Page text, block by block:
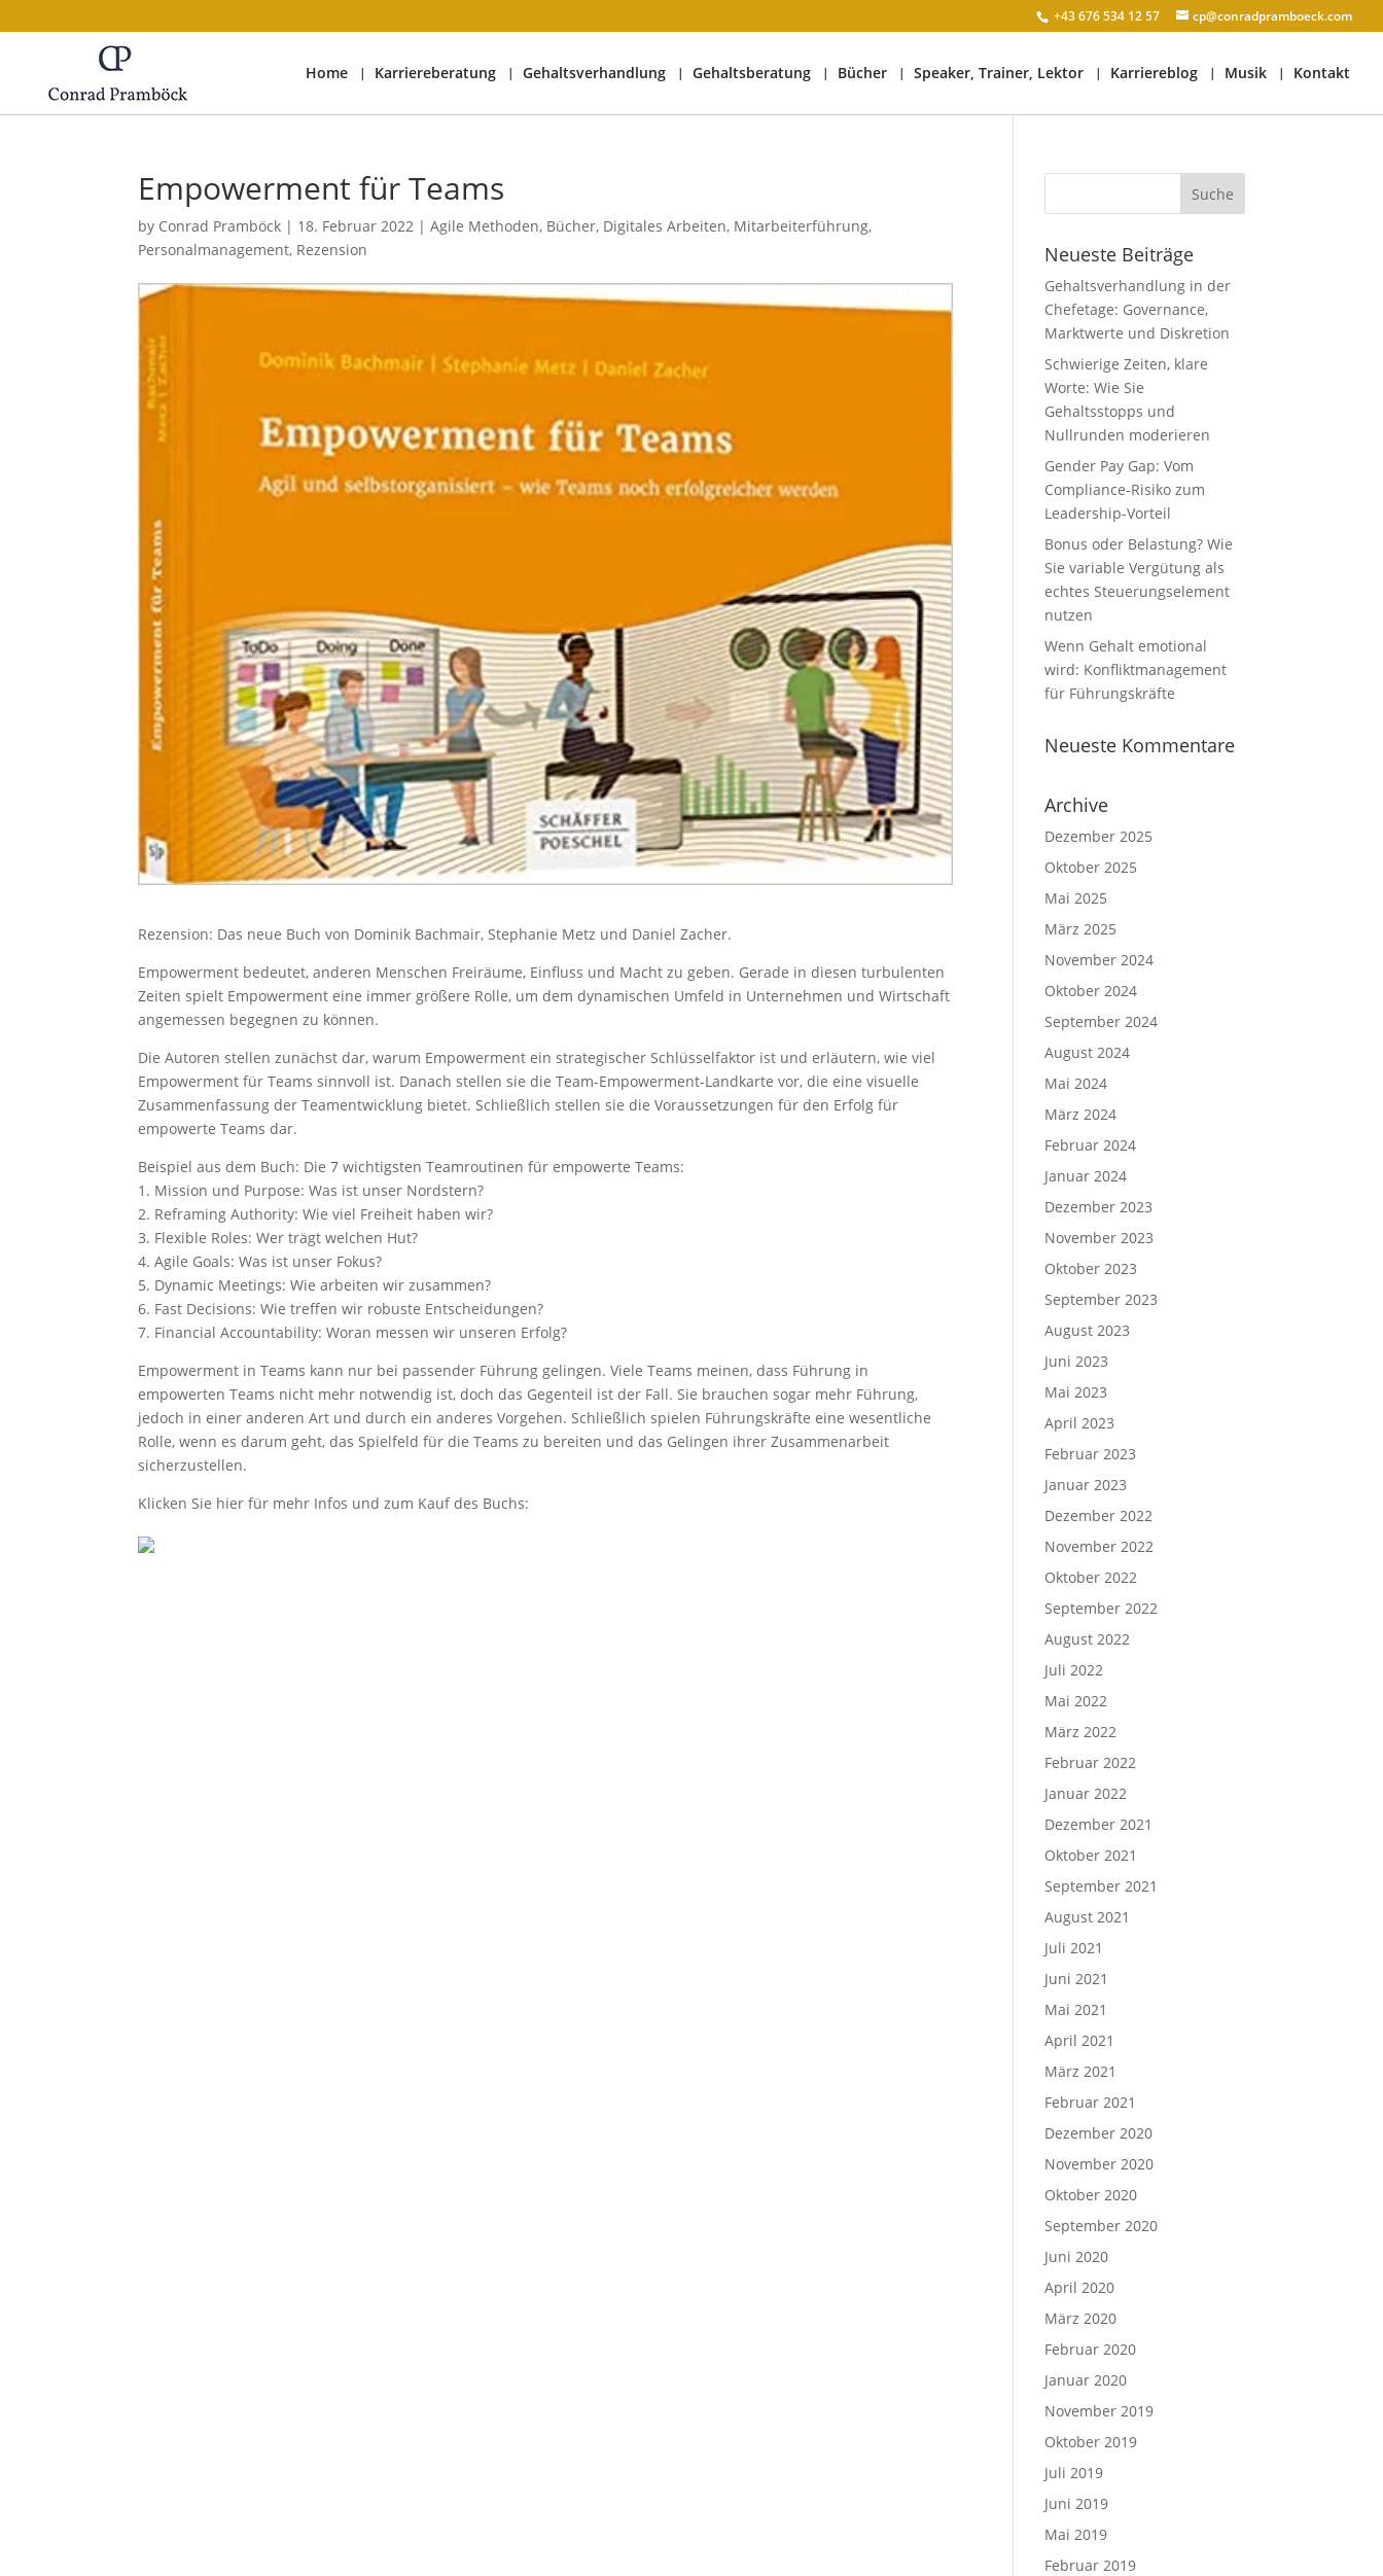
+43 676 534 12 57 cp@conradpramboeck.com
Home Karriereberatung Gehaltsverhandlung Gehaltsberatung Bücher Speaker, Trainer, Lektor Karriereblog Musik Kontakt
Empowerment für Teams
by Conrad Pramböck | 18. Februar 2022 |Agile Methoden, Bücher, Digitales Arbeiten, Mitarbeiterführung,
Personalmanagement, Rezension
Rezension: Das neue Buch von Dominik Bachmair, Stephanie Metz und Daniel Zacher.
Empowerment bedeutet, anderen Menschen Freiräume, Einfluss und Macht zu geben. Gerade in diesen turbulenten
Zeiten spielt Empowerment eine immer größere Rolle, um dem dynamischen Umfeld in Unternehmen und Wirtschaft
angemessen begegnen zu können.
Die Autoren stellen zunächst dar, warum Empowerment ein strategischer Schlüsselfaktor ist und erläutern, wie viel
Empowerment für Teams sinnvoll ist. Danach stellen sie die Team-Empowerment-Landkarte vor, die eine visuelle
Zusammenfassung der Teamentwicklung bietet. Schließlich stellen sie die Voraussetzungen für den Erfolg für
empowerte Teams dar.
Beispiel aus dem Buch: Die 7 wichtigsten Teamroutinen für empowerte Teams:
1. Mission und Purpose: Was ist unser Nordstern?
2. Reframing Authority: Wie viel Freiheit haben wir?
3. Flexible Roles: Wer trägt welchen Hut?
4. Agile Goals: Was ist unser Fokus?
5. Dynamic Meetings: Wie arbeiten wir zusammen?
6. Fast Decisions: Wie treffen wir robuste Entscheidungen?
7. Financial Accountability: Woran messen wir unseren Erfolg?
Empowerment in Teams kann nur bei passender Führung gelingen. Viele Teams meinen, dass Führung in
empowerten Teams nicht mehr notwendig ist, doch das Gegenteil ist der Fall. Sie brauchen sogar mehr Führung,
jedoch in einer anderen Art und durch ein anderes Vorgehen. Schließlich spielen Führungskräfte eine wesentliche
Rolle, wenn es darum geht, das Spielfeld für die Teams zu bereiten und das Gelingen ihrer Zusammenarbeit
sicherzustellen.
Klicken Sie hier für mehr Infos und zum Kauf des Buchs:
Neueste Beiträge
Gehaltsverhandlung in der
Chefetage: Governance,
Marktwerte und Diskretion
Schwierige Zeiten, klare
Worte: Wie Sie
Gehaltsstopps und
Nullrunden moderieren
Gender Pay Gap: Vom
Compliance-Risiko zum
Leadership-Vorteil
Bonus oder Belastung? Wie
Sie variable Vergütung als
echtes Steuerungselement
nutzen
Wenn Gehalt emotional
wird: Konfliktmanagement
für Führungskräfte
Neueste Kommentare
Archive
Dezember 2025
Oktober 2025
Mai 2025
März 2025
November 2024
Oktober 2024
September 2024
August 2024
Mai 2024
März 2024
Februar 2024
Januar 2024
Dezember 2023
November 2023
Oktober 2023
September 2023
August 2023
Juni 2023
Mai 2023
April 2023
Februar 2023
Januar 2023
Dezember 2022
November 2022
Oktober 2022
September 2022
August 2022
Juli 2022
Mai 2022
März 2022
Februar 2022
Januar 2022
Dezember 2021
Oktober 2021
September 2021
August 2021
Juli 2021
Juni 2021
Mai 2021
April 2021
März 2021
Februar 2021
Dezember 2020
November 2020
Oktober 2020
September 2020
Juni 2020
April 2020
März 2020
Februar 2020
Januar 2020
November 2019
Oktober 2019
Juli 2019
Juni 2019
Mai 2019
Februar 2019